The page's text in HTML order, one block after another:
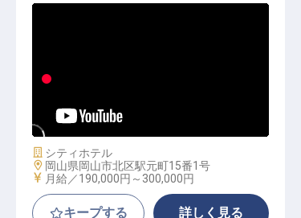
人材開発スタッフ（正社員登用／公
施設業態
シティホテル
勤務地
岡山県岡山市北区駅元町15番1号
給与
月給／190,000円～ 300,000円
キープする 詳しく見る